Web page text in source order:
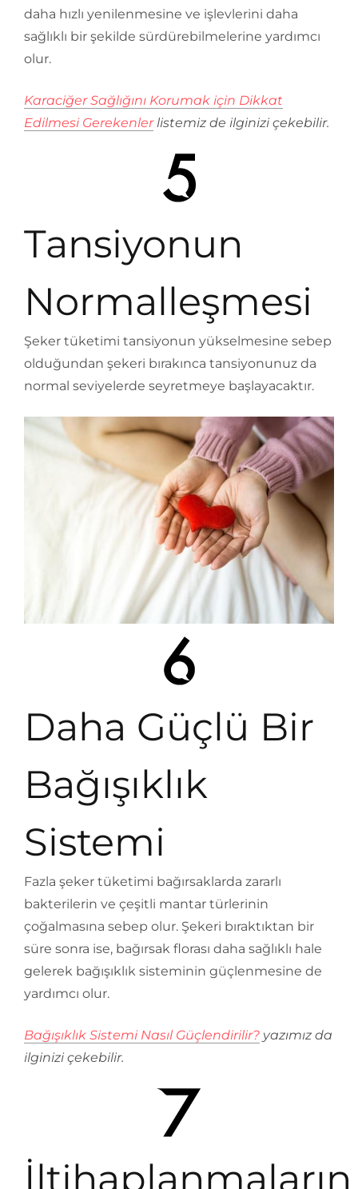
daha hızlı yenilenmesine ve işlevlerini daha
sağlıklı bir şekilde sürdürebilmelerine yardımcı
olur.
Karaciğer Sağlığını Korumak için Dikkat
Edilmesi Gerekenlerlistemiz de ilginizi çekebilir.
Tansiyonun
Normalleşmesi
Şeker tüketimi tansiyonun yükselmesine sebep
olduğundan şekeri bırakınca tansiyonunuz da
normal seviyelerde seyretmeye başlayacaktır.
Daha Güçlü Bir
Bağışıklık
Sistemi
Fazla şeker tüketimi bağırsaklarda zararlı
bakterilerin ve çeşitli mantar türlerinin
çoğalmasına sebep olur. Şekeri bıraktıktan bir
süre sonra ise, bağırsak florası daha sağlıklı hale
gelerek bağışıklık sisteminin güçlenmesine de
yardımcı olur.
Bağışıklık Sistemi Nasıl Güçlendirilir? yazımız da
ilginizi çekebilir.
İltihaplanmaların